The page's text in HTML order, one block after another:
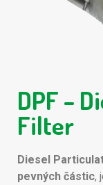
DPF –
Filter
Diesel
pevných částic,